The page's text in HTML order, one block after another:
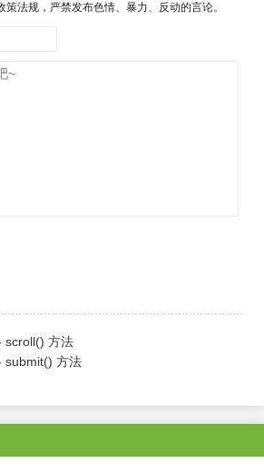
法规，严禁发布色情、暴力、反动的言论。
scroll() 方法
submit() 方法